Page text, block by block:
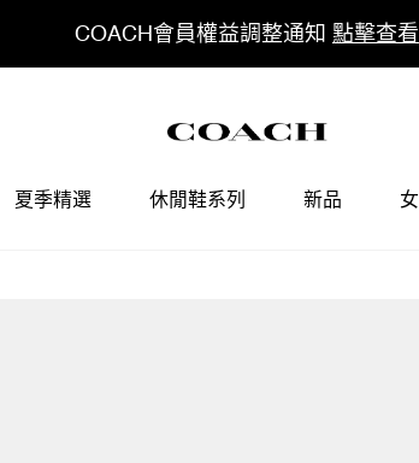
COACH會員權益調整通知 點擊查看
夏季精選 休閒鞋系列 新品